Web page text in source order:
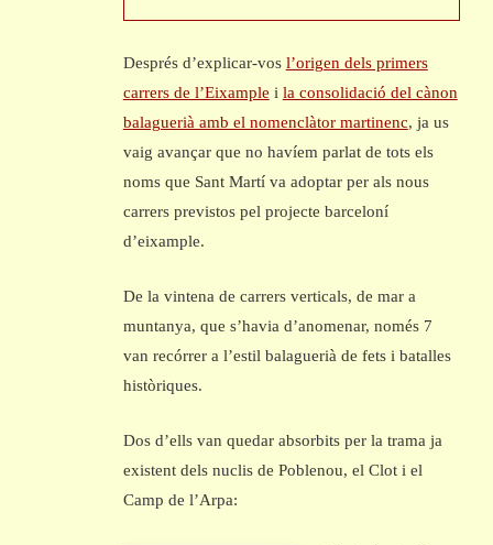
Després d’explicar-vos l’origen dels primers
carrers de l’Eixample i la consolidació del cànon
balaguerià amb el nomenclàtor martinenc, ja us
vaig avançar que no havíem parlat de tots els
noms que Sant Martí va adoptar per als nous
carrers previstos pel projecte barceloní
d’eixample.
De la vintena de carrers verticals, de mar a
muntanya, que s’havia d’anomenar, només 7
van recórrer a l’estil balaguerià de fets i batalles
històriques.
Dos d’ells van quedar absorbits per la trama ja
existent dels nuclis de Poblenou, el Clot i el
Camp de l’Arpa: